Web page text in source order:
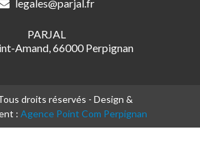
legales@parjal.fr
PARJAL
Amand, 66000 Perpignan
droits réservés - Design &
: Agence Point Com Perpignan